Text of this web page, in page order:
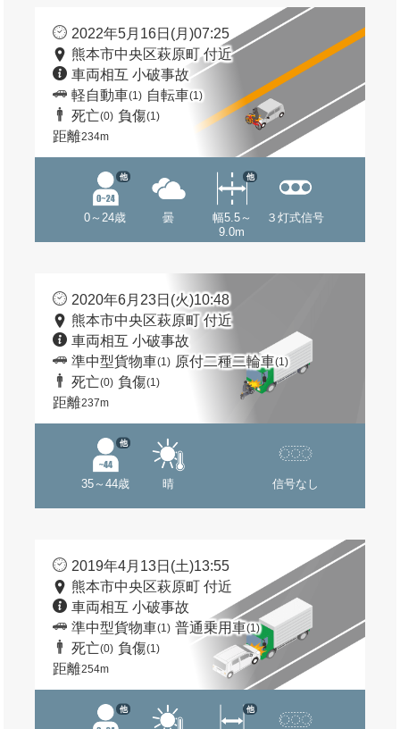
2022年5月16日(月)07:25
熊本市中央区萩原町 付近
車両相互 小破事故
軽自動車(1) 自転車(1)
死亡(0) 負傷(1)
距離234m
0～24歳
他
曇
幅5.5～
9.0m
他
３灯式信号
2020年6月23日(火)10:48
熊本市中央区萩原町 付近
車両相互 小破事故
準中型貨物車(1) 原付二種二輪車(1)
死亡(0) 負傷(1)
距離237m
35～44歳
他
晴 信号なし
2019年4月13日(土)13:55
熊本市中央区萩原町 付近
車両相互 小破事故
準中型貨物車(1) 普通乗用車(1)
死亡(0) 負傷(1)
距離254m
他 他